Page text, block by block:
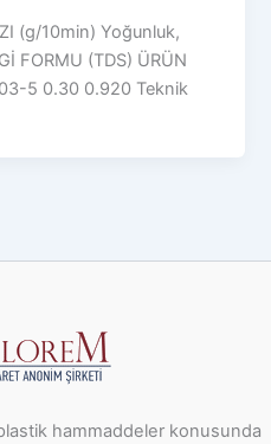
(g/10min) Yoğunluk,
FORMU (TDS) ÜRÜN
5 0.30 0.920 Teknik
hammaddeler konusunda